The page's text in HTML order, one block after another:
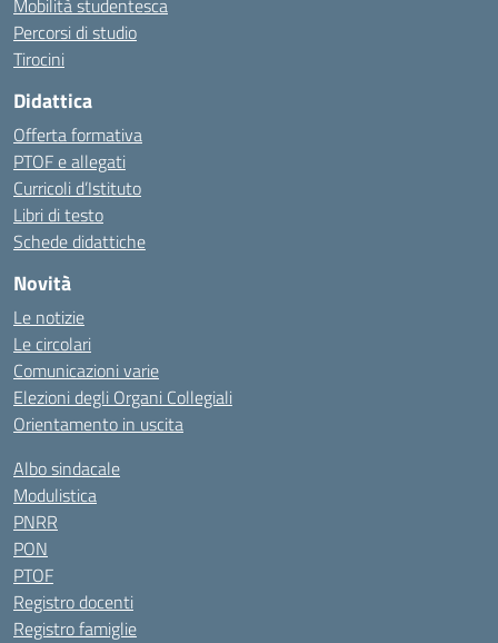
Mobilità studentesca
Percorsi di studio
Tirocini
Didattica
Offerta formativa
PTOF e allegati
Curricoli d’Istituto
Libri di testo
Schede didattiche
Novità
Le notizie
Le circolari
Comunicazioni varie
Elezioni degli Organi Collegiali
Orientamento in uscita
Albo sindacale
Modulistica
PNRR
PON
PTOF
Registro docenti
Registro famiglie